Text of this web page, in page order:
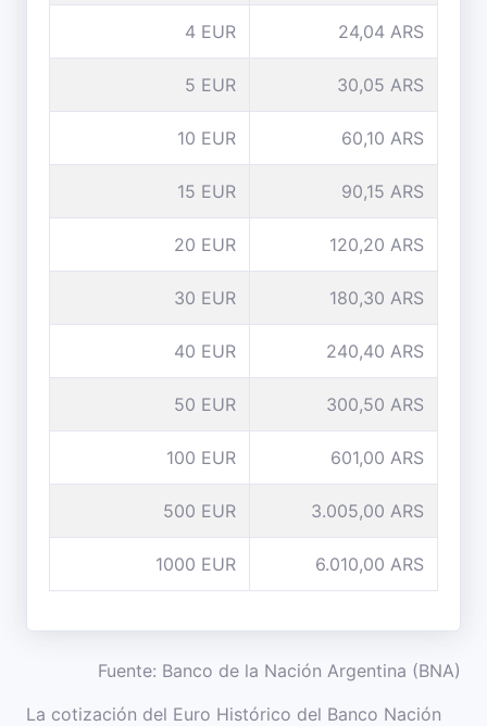
4 EUR 24,04 ARS
5 EUR 30,05 ARS
10 EUR 60,10 ARS
15 EUR 90,15 ARS
20 EUR 120,20 ARS
30 EUR 180,30 ARS
40 EUR 240,40 ARS
50 EUR 300,50 ARS
100 EUR 601,00 ARS
500 EUR 3.005,00 ARS
1000 EUR 6.010,00 ARS
Fuente: Banco de la Nación Argentina (BNA)
La cotización del Euro Histórico del Banco Nación